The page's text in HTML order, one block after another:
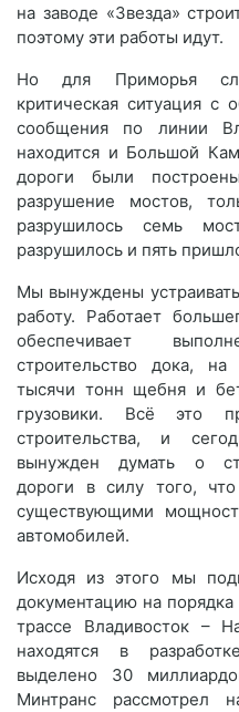
на заводе «Звезда»
поэтому эти работы идут.
Но для Приморья
критическая ситуация с
сообщения по линии
находится и Большой
дороги были
разрушение мостов,
разрушилось семь
разрушилось и пять
Мы вынуждены
работу. Работает
обеспечивает
строительство дока,
тысячи тонн щебня и
грузовики. Всё это
строительства, и
вынужден думать о
дороги в силу того,
существующими
автомобилей.
Исходя из этого мы
документацию на
трассе Владивосток –
находятся в
выделено 30
Минтранс